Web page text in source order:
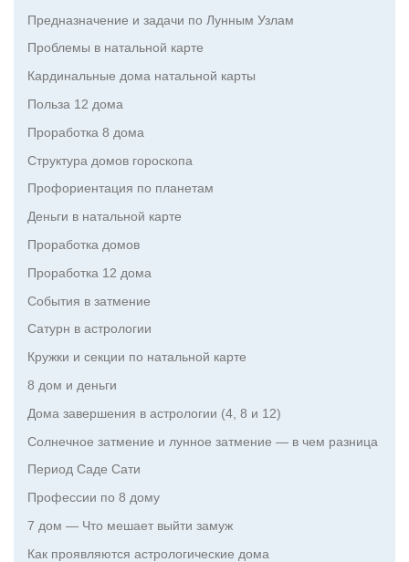
Предназначение и задачи по Лунным Узлам
Проблемы в натальной карте
Кардинальные дома натальной карты
Польза 12 дома
Проработка 8 дома
Структура домов гороскопа
Профориентация по планетам
Деньги в натальной карте
Проработка домов
Проработка 12 дома
События в затмение
Сатурн в астрологии
Кружки и секции по натальной карте
8 дом и деньги
Дома завершения в астрологии (4, 8 и 12)
Солнечное затмение и лунное затмение — в чем разница
Период Саде Сати
Профессии по 8 дому
7 дом — Что мешает выйти замуж
Как проявляются астрологические дома